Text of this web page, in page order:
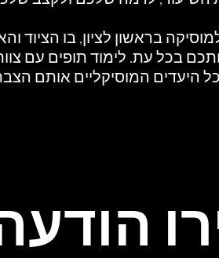
למוסיקה בראשון לציון, בו
בכל עת. לימוד תופים עם
היעדים המוסיקליים אותם